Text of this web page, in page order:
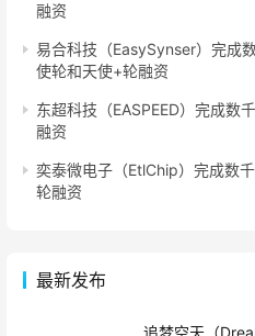
融资
易合科技（EasySynser）完成
使轮和天使+轮融资
东超科技（EASPEED）完成数
融资
奕泰微电子（EtlChip）完成数
轮融资
最新发布
追梦空天（